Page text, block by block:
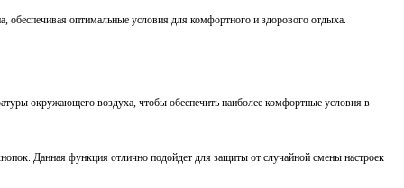
обеспечивая оптимальные условия для комфортного и здорового отдыха.
окружающего воздуха, чтобы обеспечить наиболее комфортные условия в
Данная функция отлично подойдет для защиты от случайной смены настроек